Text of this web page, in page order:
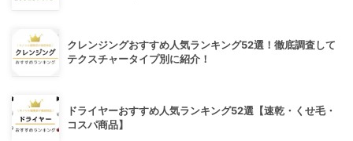
クレンジングおすすめ人気ランキング52選！徹底調査して
テクスチャータイプ別に紹介！
ドライヤーおすすめ人気ランキング52選【速乾・くせ毛・
コスパ商品】